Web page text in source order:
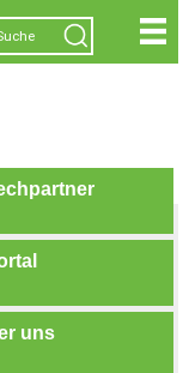
uns